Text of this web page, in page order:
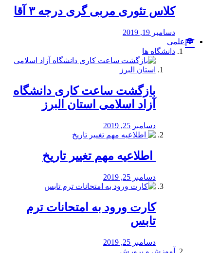
کلاس تئوری مربی گری درجه ۳ آقا
دسامبر 19, 2019
علمی
دانشگاه ها
بازگشت ساعت کاری دانشگاه
آزاد اسلامی استان البرز
دسامبر 25, 2019
️ اطلاعیه مهم تغییر تاریخ
دسامبر 25, 2019
کارت ورود به امتحانات ترم
تابس
دسامبر 25, 2019
آموزش و پرورش